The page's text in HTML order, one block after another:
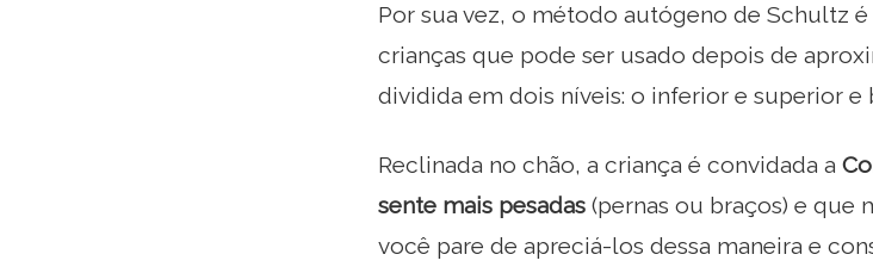
Por sua vez, o método autógeno de Schultz
crianças que pode ser usado depois de
dividida em dois níveis: o inferior e superior e
Reclinada no chão, a criança é convidada a
sente mais pesadas (pernas ou braços) e que
você pare de apreciá-los dessa maneira e